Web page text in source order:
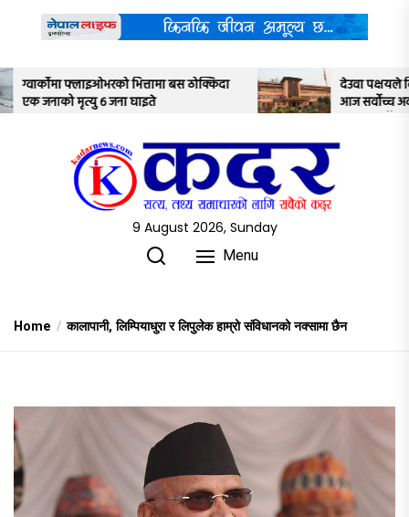
content
ठोक्किदा
देउवा पक्षयले दिएकोे पुनरावलोकन निवेदनमाथि
आज सर्वोच्च अदालतका तीन न्यायाधीशले
9 August 2026, Sunday
Menu
Home कालापानी, लिम्पियाधुरा र लिपुलेक हाम्रो संविधानको नक्सामा छैन